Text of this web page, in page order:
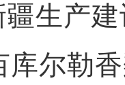
产建
库尔勒